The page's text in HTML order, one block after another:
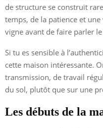
de structure se construit
temps, de la patience et
vigne avant de faire parler
Si tu es sensible à
cette maison intéressante.
transmission, de travail
du sol, plutôt que sur une
Les débuts de la